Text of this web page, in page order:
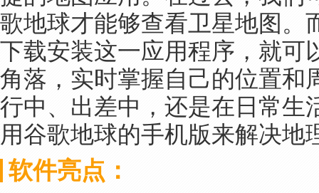
歌地球才能够查看卫星地图。
下载安装这一应用程序，就可
角落，实时掌握自己的位置和
行中、出差中，还是在日常生
用谷歌地球的手机版来解决地
软件亮点：